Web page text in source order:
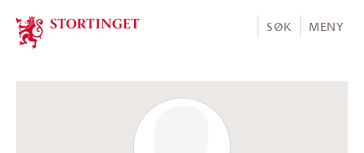
Stortinget.no
SØK MENY